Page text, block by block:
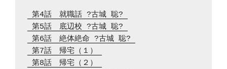
第4話　就職話 ?古城 聡?
第5話　底辺校 ?古城 聡?
第6話　絶体絶命 ?古城 聡?
第7話　帰宅（１）
第8話　帰宅（２）